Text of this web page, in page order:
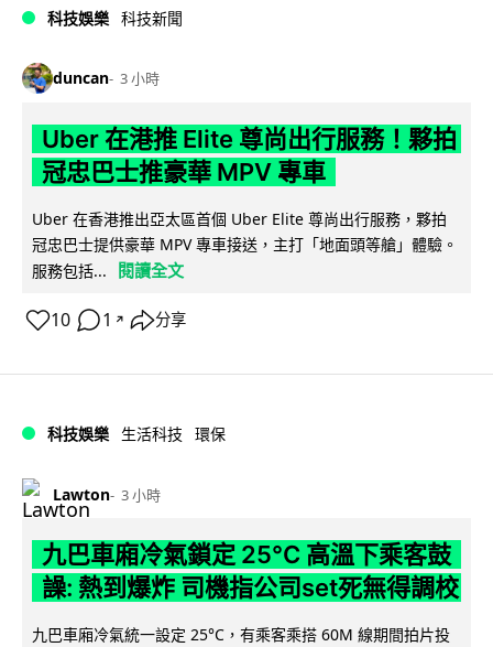
科技娛樂 科技新聞
duncan 3 小時
Uber 在港推 Elite 尊尚出行服務！夥拍
冠忠巴士推豪華 MPV 專車
Uber 在香港推出亞太區首個 Uber Elite 尊尚出行服務，夥拍
冠忠巴士提供豪華 MPV 專車接送，主打「地面頭等艙」體驗。
服務包括...
閱讀全文
10 1 ↗ 分享
科技娛樂 生活科技 環保
Lawton 3 小時
九巴車廂冷氣鎖定 25°C 高溫下乘客鼓
譟: 熱到爆炸 司機指公司set死無得調校
九巴車廂冷氣統一設定 25°C，有乘客乘搭 60M 線期間拍片投